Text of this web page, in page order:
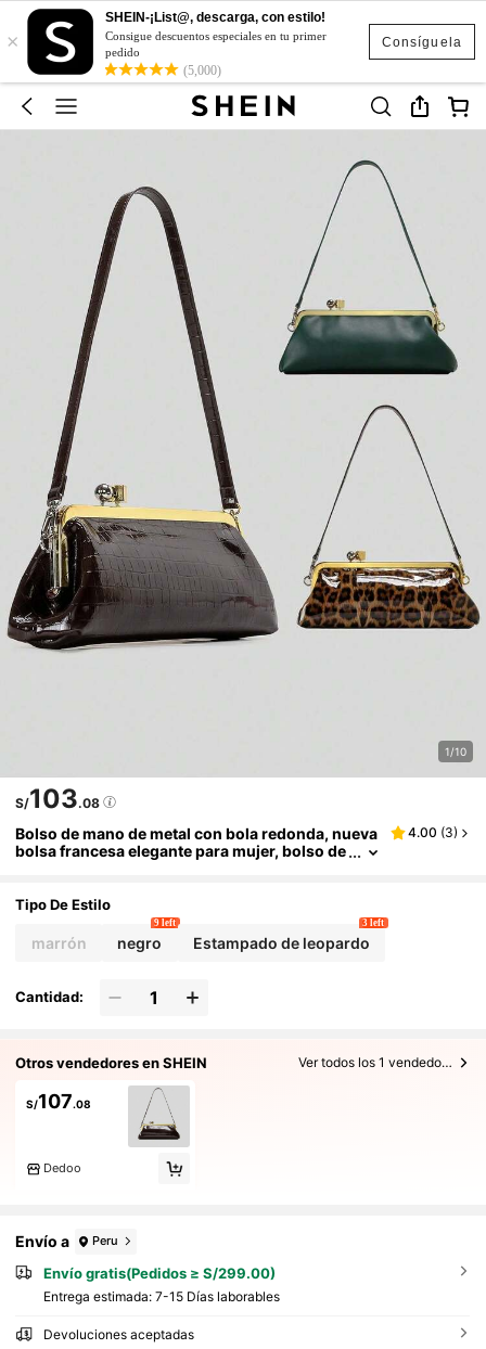
Consíguela
×
SHEIN-¡List@, descarga, con estilo!
Consigue descuentos especiales en tu primer
pedido
(5,000)
1/10
S/103.08
Bolso de mano de metal con bola redonda, nueva
bolsa francesa elegante para mujer, bolso de
4.00 (3)
Tipo De Estilo
marrón negro
9 left
Estampado de leopardo
3 left
Cantidad:
Otros vendedores en SHEIN Ver todos los 1 vendedores
S/107.08
Dedoo
Envío a Peru
Envío gratis(Pedidos ≥ S/299.00)
Entrega estimada: 7-15 Días laborables
Devoluciones aceptadas